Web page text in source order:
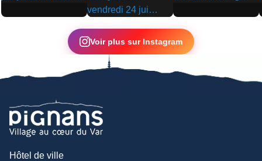
▶
▶
▶
Voir plus sur Instagram
Hôtel de ville